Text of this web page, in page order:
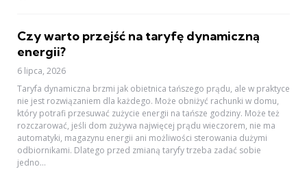
Czy warto przejść na taryfę dynamiczną
energii?
6 lipca, 2026
Taryfa dynamiczna brzmi jak obietnica tańszego prądu, ale w praktyce
nie jest rozwiązaniem dla każdego. Może obniżyć rachunki w domu,
który potrafi przesuwać zużycie energii na tańsze godziny. Może też
rozczarować, jeśli dom zużywa najwięcej prądu wieczorem, nie ma
automatyki, magazynu energii ani możliwości sterowania dużymi
odbiornikami. Dlatego przed zmianą taryfy trzeba zadać sobie
jedno...